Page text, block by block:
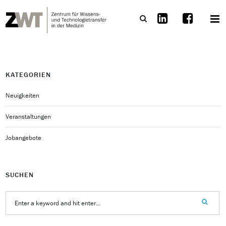
KATEGORIEN
Neuigkeiten
Veranstaltungen
Jobangebote
SUCHEN